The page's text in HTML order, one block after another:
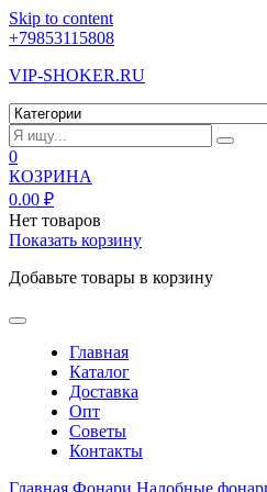
Skip to content
+79853115808
VIP-SHOKER.RU
0
КОЗРИНА
0.00 ₽
Нет товаров
Показать корзину
Добавьте товары в корзину
Главная
Каталог
Доставка
Опт
Советы
Контакты
Главная Фонари Налобные